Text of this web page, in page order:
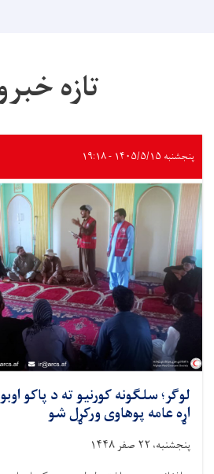
تازه
پنجشنبه ۱۴۰۵/۵/۱۵ - ۱۹:۱۸
لوګر؛ سلګونه کورنیو ته د پاکو
اړه عامه پوهاوی ورکړل شو
پنجشنبه، ۲۲ صفر ۱۴۴۸